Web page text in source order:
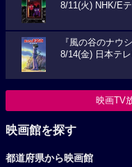
8/11(火) NHK/E
『風の谷のナウシ
8/14(金) 日本テ
映画TV
映画館を探す
都道府県から映画館